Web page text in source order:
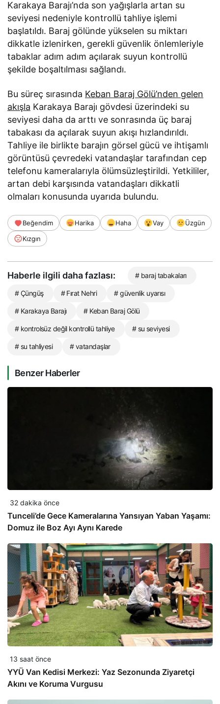
Karakaya Barajı’nda son yağışlarla artan su
seviyesi nedeniyle kontrollü tahliye işlemi
başlatıldı. Baraj gölünde yükselen su miktarı
dikkatle izlenirken, gerekli güvenlik önlemleriyle
tabaklar adım adım açılarak suyun kontrollü
şekilde boşaltılması sağlandı.
Bu süreç sırasında Keban Baraj Gölü’nden gelen
akışla Karakaya Barajı gövdesi üzerindeki su
seviyesi daha da arttı ve sonrasında üç baraj
tabakası da açılarak suyun akışı hızlandırıldı.
Tahliye ile birlikte barajın görsel gücü ve ihtişamlı
görüntüsü çevredeki vatandaşlar tarafından cep
telefonu kameralarıyla ölümsüzleştirildi. Yetkililer,
artan debi karşısında vatandaşları dikkatli
olmaları konusunda uyarıda bulundu.
Beğendim Harika Haha Vay
Üzgün
Kızgın
Haberle ilgili daha fazlası: # baraj tabakaları
# Çüngüş # Fırat Nehri # güvenlik uyarısı
# Karakaya Barajı # Keban Baraj Gölü
# kontrolsüz değil kontrollü tahliye # su seviyesi
# su tahliyesi # vatandaşlar
Benzer Haberler
32 dakika önce
Tunceli’de Gece Kameralarına Yansıyan Yaban Yaşamı:
Domuz ile Boz Ayı Aynı Karede
13 saat önce
YYÜ Van Kedisi Merkezi: Yaz Sezonunda Ziyaretçi
Akını ve Koruma Vurgusu